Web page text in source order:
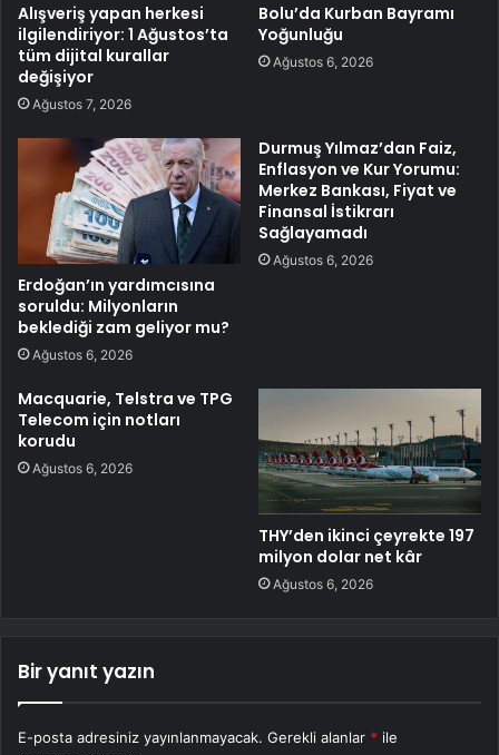
Alışveriş yapan herkesi
ilgilendiriyor: 1 Ağustos’ta
tüm dijital kurallar
değişiyor
Ağustos 7, 2026
Bolu’da Kurban Bayramı
Yoğunluğu
Ağustos 6, 2026
Erdoğan’ın yardımcısına
soruldu: Milyonların
beklediği zam geliyor mu?
Ağustos 6, 2026
Durmuş Yılmaz’dan Faiz,
Enflasyon ve Kur Yorumu:
Merkez Bankası, Fiyat ve
Finansal İstikrarı
Sağlayamadı
Ağustos 6, 2026
Macquarie, Telstra ve TPG
Telecom için notları
korudu
Ağustos 6, 2026
THY’den ikinci çeyrekte 197
milyon dolar net kâr
Ağustos 6, 2026
Bir yanıt yazın
E-posta adresiniz yayınlanmayacak. Gerekli alanlar * ile